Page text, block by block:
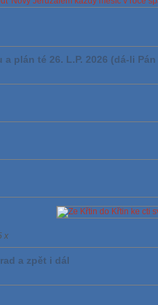
plán té 26. L.P. 2026 (dá-li
x
a zpět i dál